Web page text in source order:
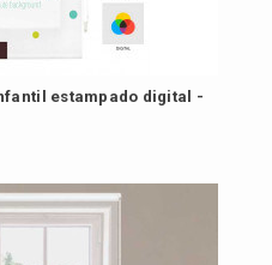
estampado digital -